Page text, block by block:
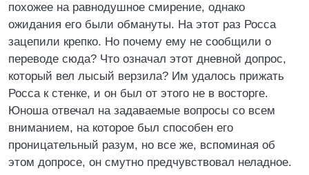
похожее на равнодушное смирение, однако
ожидания его были обмануты. На этот раз Росса
зацепили крепко. Но почему ему не сообщили о
переводе сюда? Что означал этот дневной допрос,
который вел лысый верзила? Им удалось прижать
Росса к стенке, и он был от этого не в восторге.
Юноша отвечал на задаваемые вопросы со всем
вниманием, на которое был способен его
проницательный разум, но все же, вспоминая об
этом допросе, он смутно предчувствовал неладное.